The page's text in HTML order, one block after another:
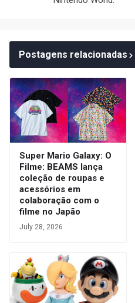
Postagens relacionadas
Super Mario Galaxy: O
Filme: BEAMS lança
coleção de roupas e
acessórios em
colaboração com o
filme no Japão
July 28, 2026